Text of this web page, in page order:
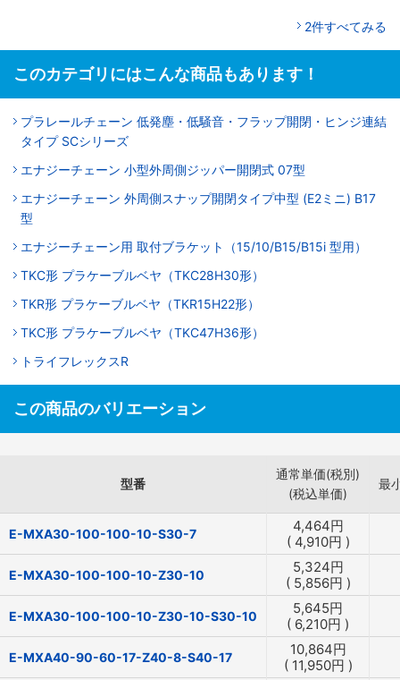
2件すべてみる
このカテゴリにはこんな商品もあります！
プラレールチェーン 低発塵・低騒音・フラップ開閉・ヒンジ連結
タイプ SCシリーズ
エナジーチェーン 小型外周側ジッパー開閉式 07型
エナジーチェーン 外周側スナップ開閉タイプ中型 (E2ミニ) B17
型
エナジーチェーン用 取付ブラケット（15/10/B15/B15i 型用）
TKC形 プラケーブルベヤ（TKC28H30形）
TKR形 プラケーブルベヤ（TKR15H22形）
TKC形 プラケーブルベヤ（TKC47H36形）
トライフレックスR
この商品のバリエーション
型番
通常単価(税別)
(税込単価)
最
E-MXA30-100-100-10-S30-7 4,464円
( 4,910円 )
E-MXA30-100-100-10-Z30-10 5,324円
( 5,856円 )
E-MXA30-100-100-10-Z30-10-S30-10 5,645円
( 6,210円 )
E-MXA40-90-60-17-Z40-8-S40-17 10,864円
( 11,950円 )